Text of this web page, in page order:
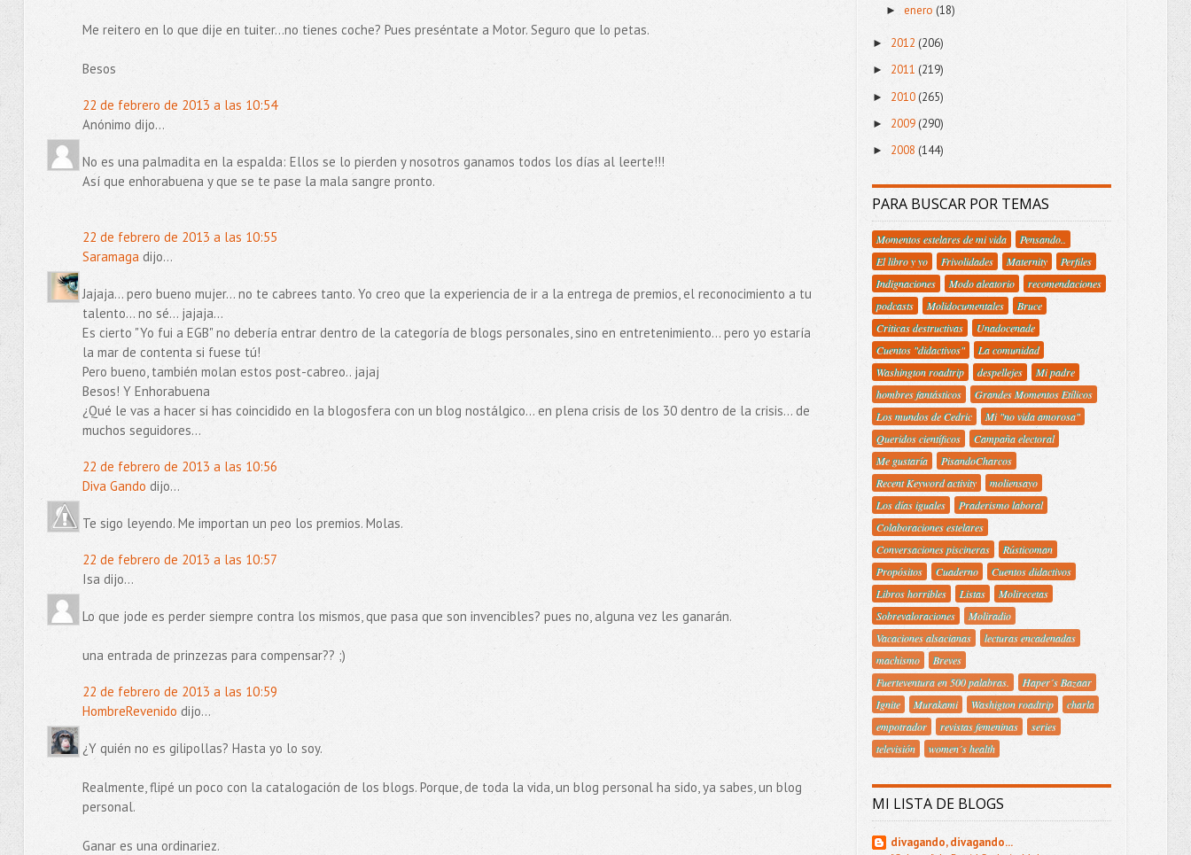
Me reitero en lo que dije en tuiter…no tienes coche? Pues preséntate a Motor. Seguro que lo petas.
Besos
22 de febrero de 2013 a las 10:54
Anónimo dijo...
No es una palmadita en la espalda: Ellos se lo pierden y nosotros ganamos todos los días al leerte!!!
Así que enhorabuena y que se te pase la mala sangre pronto.
22 de febrero de 2013 a las 10:55
Saramagadijo...
Jajaja... pero bueno mujer... no te cabrees tanto. Yo creo que la experiencia de ir a la entrega de premios, el reconocimiento a tu
talento... no sé... jajaja...
Es cierto "Yo fui a EGB" no debería entrar dentro de la categoría de blogs personales, sino en entretenimiento... pero yo estaría
la mar de contenta si fuese tú!
Pero bueno, también molan estos post-cabreo.. jajaj
Besos! Y Enhorabuena
¿Qué le vas a hacer si has coincidido en la blogosfera con un blog nostálgico... en plena crisis de los 30 dentro de la crisis... de
muchos seguidores...
22 de febrero de 2013 a las 10:56
Diva Gando dijo...
Te sigo leyendo. Me importan un peo los premios. Molas.
22 de febrero de 2013 a las 10:57
Isa dijo...
Lo que jode es perder siempre contra los mismos, que pasa que son invencibles? pues no, alguna vez les ganarán.
una entrada de prinzezas para compensar?? ;)
22 de febrero de 2013 a las 10:59
HombreRevenido dijo...
¿Y quién no es gilipollas? Hasta yo lo soy.
Realmente, flipé un poco con la catalogación de los blogs. Porque, de toda la vida, un blog personal ha sido, ya sabes, un blog
personal.
Ganar es una ordinariez.
►enero (18)
► 2012 (206)
► 2011 (219)
► 2010(265)
► 2009(290)
► 2008 (144)
PARA BUSCAR POR TEMAS
Momentos estelares de mi vida
Pensando..
El libro y yo
Frivolidades Maternity
Perfiles
Indignaciones
Modo aleatorio
recomendaciones
podcasts
Molidocumentales
Bruce
Criticas destructivas
Unadocenade
Cuentos "didactivos"
La comunidad
Washington roadtrip
despellejes
Mi padre
hombres fantásticos
Grandes Momentos Etílicos
Los mundos de Cedric
Mi "no vida amorosa"
Queridos científicos
Campaña electoral
Me gustaría
PisandoCharcos
Recent Keyword activity
moliensayo
Los días iguales
Praderismo laboral
Colaboraciones estelares
Conversaciones piscineras
Rústicoman
Propósitos
Cuaderno
Cuentos didactivos
Libros horribles
Listas
Molirecetas
Sobrevaloraciones
Moliradio
Vacaciones alsacianas
lecturas encadenadas
machismo
Breves
Fuerteventura en 500 palabras.
Haper´s Bazaar
Ignite
Murakami Washigton roadtrip
charla
empotrador
revistas femeninas
series
televisión
women´s health
MI LISTA DE BLOGS
divagando, divagando...